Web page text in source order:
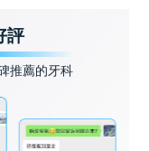
評
推薦的牙科